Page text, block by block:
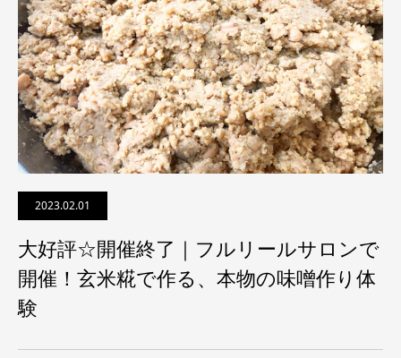
2023.02.01
大好評☆開催終了｜フルリールサロンで
開催！玄米糀で作る、本物の味噌作り体
験